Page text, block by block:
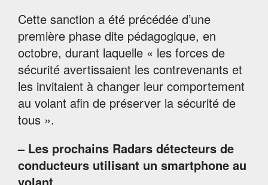
Cette sanction a été précédée d’une
première phase dite pédagogique, en
octobre, durant laquelle « les forces de
sécurité avertissaient les contrevenants et
les invitaient à changer leur comportement
au volant afin de préserver la sécurité de
tous ».
– Les prochains Radars détecteurs de
conducteurs utilisant un smartphone au